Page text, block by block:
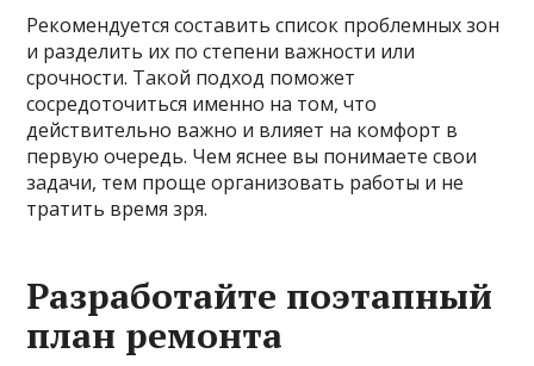
Рекомендуется составить список проблемных зон
и разделить их по степени важности или
срочности. Такой подход поможет
сосредоточиться именно на том, что
действительно важно и влияет на комфорт в
первую очередь. Чем яснее вы понимаете свои
задачи, тем проще организовать работы и не
тратить время зря.
Разработайте поэтапный
план ремонта